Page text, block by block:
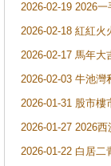
2026-02-19 2026
2026-02-18 紅紅
2026-02-17 馬年
2026-02-03 牛池
2026-01-31 股市
2026-01-27 2026
2026-01-22 白居